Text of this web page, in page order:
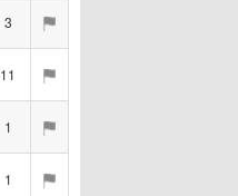
3
11
1
1